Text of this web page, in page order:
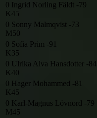
0 Ingrid Norling Fäldt -79
K45
0 Sonny Malmqvist -73
M50
0 Sofia Prim -91
K35
0 Ulrika Alva Hansdotter -84
K40
0 Hager Mohammed -81
K45
0 Karl-Magnus Lövnord -79
M45